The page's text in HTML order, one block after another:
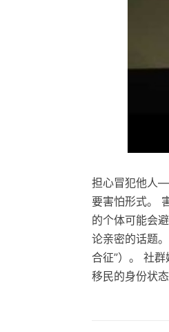
担心冒犯他人
要害怕形式。
的个体可能会
论亲密的话题
合征”）。 社
移民的身份状